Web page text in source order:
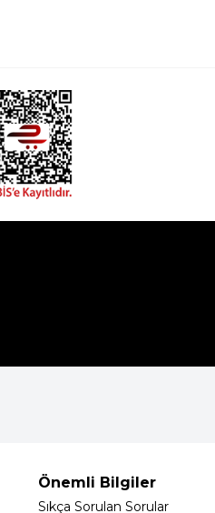
Önemli Bilgiler
Sıkça Sorulan Sorular